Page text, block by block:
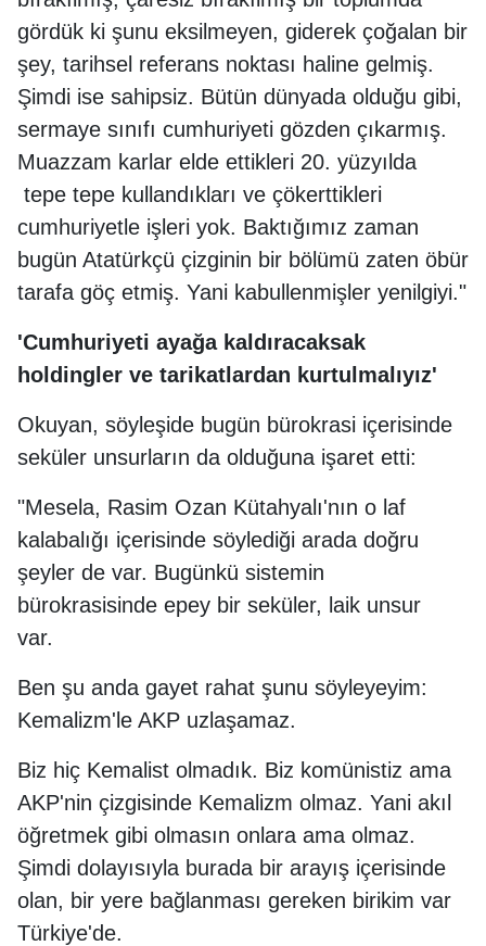
gördük ki şunu eksilmeyen, giderek çoğalan bir
şey, tarihsel referans noktası haline gelmiş.
Şimdi ise sahipsiz. Bütün dünyada olduğu gibi,
sermaye sınıfı cumhuriyeti gözden çıkarmış.
Muazzam karlar elde ettikleri 20. yüzyılda
tepe tepe kullandıkları ve çökerttikleri
cumhuriyetle işleri yok. Baktığımız zaman
bugün Atatürkçü çizginin bir bölümü zaten öbür
tarafa göç etmiş. Yani kabullenmişler yenilgiyi."
'Cumhuriyeti ayağa kaldıracaksak
holdingler ve tarikatlardan kurtulmalıyız'
Okuyan, söyleşide bugün bürokrasi içerisinde
seküler unsurların da olduğuna işaret etti:
"Mesela, Rasim Ozan Kütahyalı'nın o laf
kalabalığı içerisinde söylediği arada doğru
şeyler de var. Bugünkü sistemin
bürokrasisinde epey bir seküler, laik unsur
var.
Ben şu anda gayet rahat şunu söyleyeyim:
Kemalizm'le AKP uzlaşamaz.
Biz hiç Kemalist olmadık. Biz komünistiz ama
AKP'nin çizgisinde Kemalizm olmaz. Yani akıl
öğretmek gibi olmasın onlara ama olmaz.
Şimdi dolayısıyla burada bir arayış içerisinde
olan, bir yere bağlanması gereken birikim var
Türkiye'de.